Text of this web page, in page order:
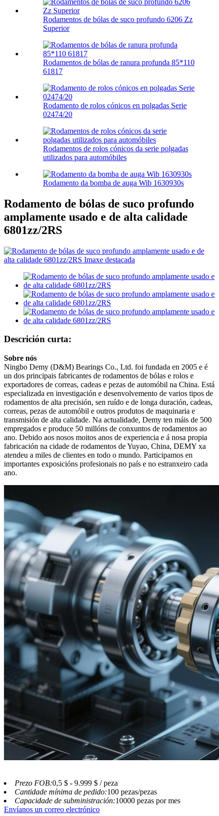
Rodamentos de bólas de suco profundo 6206 Zz
Superior
Rodamentos de bólas de ranura profunda 85*110
61817
Rodamento de rolos cónicos en polgadas Serie
02474/20
Rodamentos de rolos cónicos da serie polgadas
utilizados para automóbiles
Rodamento da bomba de auga Wib 1630930s
Rodamento de bólas de suco profundo
amplamente usado e de alta calidade
6801zz/2RS
Descrición curta:
Sobre nós
Ningbo Demy (D&M) Bearings Co., Ltd. foi fundada en 2005 e é
un dos principais fabricantes de rodamentos de bólas e rolos e
exportadores de correas, cadeas e pezas de automóbil na China. Está
especializada en investigación e desenvolvemento de varios tipos de
rodamentos de alta precisión, sen ruído e de longa duración, cadeas,
correas, pezas de automóbil e outros produtos de maquinaria e
transmisión de alta calidade. Na actualidade, Demy ten máis de 500
empregados e produce 50 millóns de conxuntos de rodamentos ao
ano. Debido aos nosos moitos anos de experiencia e á nosa propia
fabricación na cidade de rodamentos de Yuyao, China, DEMY xa
atendeu a miles de clientes en todo o mundo. Participamos en
importantes exposicións profesionais no país e no estranxeiro cada
ano.
Prezo FOB:0,5 $ - 9.999 $ / peza
Cantidade mínima de pedido:100 pezas/pezas
Capacidade de subministración:10000 pezas por mes
Envíanos un correo electrónico